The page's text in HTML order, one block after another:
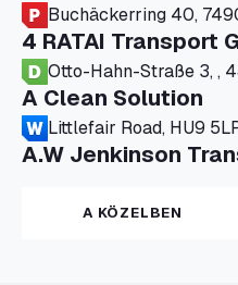
Buchäckerring 40,
4 RATAI Transport
A Clean Solution
Littlefair Road, HU9
A.W Jenkinson
Progress House,
A+G Nettetal -
Am Panneschopp 7,
A KÖZELBEN